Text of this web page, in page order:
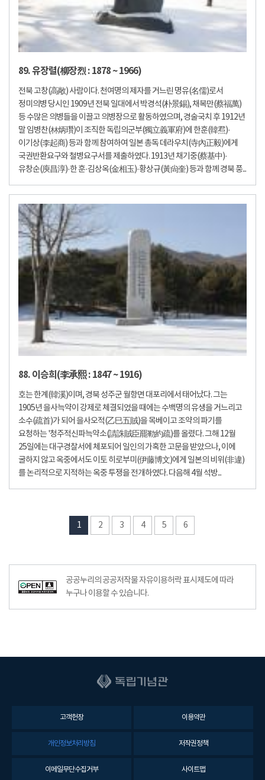
89. 유장렬(柳장烈 : 1878 ~ 1966)
전북 고창(高敞) 사람이다. 천여명의 제자를 거느린 명유(名儒)로서
정미의병 당시인 1909년 전북 일대에서 박경석(朴景錫), 채복만(蔡福萬)
등 수많은 의병들을 이끌고 의병장으로 활동하였으며, 경술국치 후 1912년
말 임병찬(林炳瓚)이 조직한 독립의군부(獨立義軍府)에 한훈(韓焄)·
이기상(李起商) 등과 함께 참여하여 일본 총독 데라우치(寺內正毅)에게
국권반환요구와 철병요구서를 제출하였다. 1913년 채기중(蔡基中)·
유창순(庾昌淳)·한 훈·김상옥(金相玉)·황상규(黃尙奎) 등과 함께 경북 풍...
88. 이승희(李承熙 : 1847 ~ 1916)
호는 한계(韓溪)이며, 경북 성주군 월항면 대포리에서 태어났다. 그는
1905년 을사늑약이 강제로 체결되었을 때에는 수백명의 유생을 거느리고
소수(疏首)가 되어 을사오적(乙巳五賊)을 목베이고 조약의 파기를
요청하는 '청주적신파늑약소(請誅賊臣罷勒約疏)를 올렸다. 그해 12월
25일에는 대구경찰서에 체포되어 일인의 가혹한 고문을 받았으나, 이에
굴하지 않고 옥중에서도 이토 히로부미(伊藤博文)에게 일본의 비위(非違)
를 논리적으로 지적하는 옥중 투쟁을 전개하였다. 다음해 4월 석방...
1 2 3 4 5 6
공공누리의 공공저작물 자유이용허락 표시제도에 따라
누구나 이용할 수 있습니다.
고객헌장 이용약관
개인정보처리방침 저작권정책
이메일무단수집거부 사이트맵